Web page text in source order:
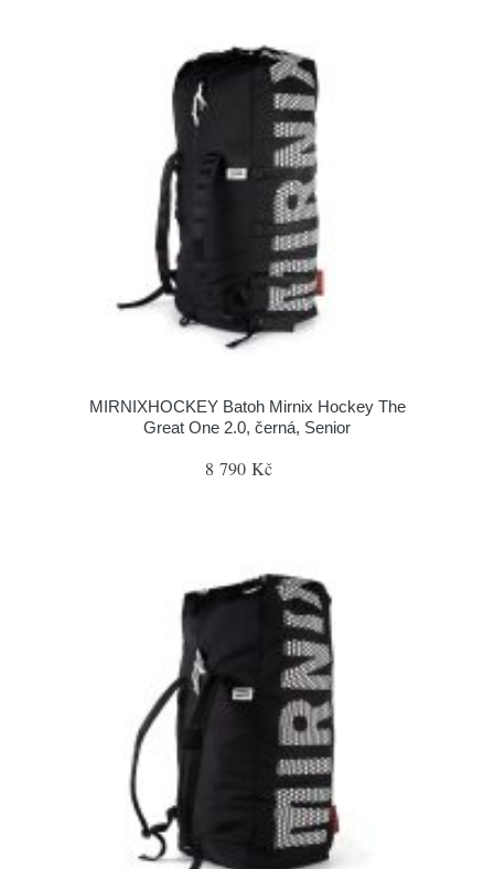
MIRNIXHOCKEY Batoh Mirnix Hockey The
Great One 2.0, černá, Senior
8 790 Kč